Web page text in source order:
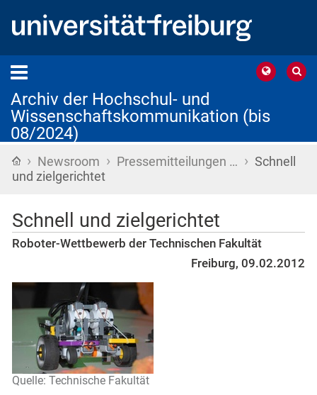
Archiv der Hochschul- und
Wissenschaftskommunikation (bis
08/2024)
Startseite
› Newsroom › Pressemitteilungen … › Schnell
und zielgerichtet
Schnell und zielgerichtet
Roboter-Wettbewerb der Technischen Fakultät
Freiburg, 09.02.2012
Quelle: Technische Fakultät